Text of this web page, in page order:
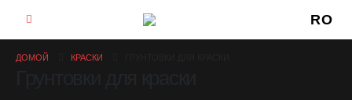
RO
ДОМОЙ КРАСКИ